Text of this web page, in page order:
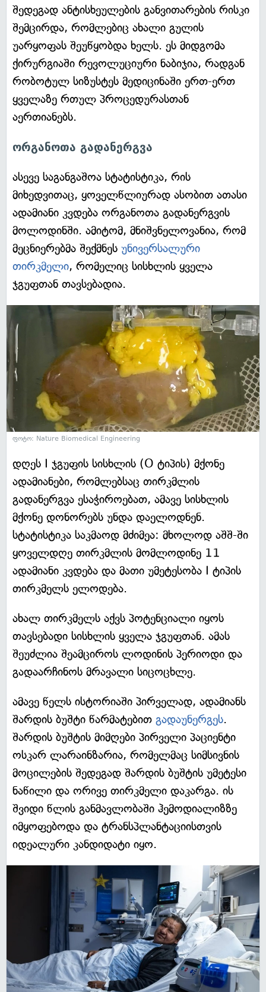
შედეგად ანტისხეულების განვითარების რისკი
შემცირდა, რომლებიც ახალი გულის
უარყოფას შეუწყობდა ხელს. ეს მიდგომა
ქირურგიაში რევოლუციური ნაბიჯია, რადგან
რობოტულ სიზუსტეს მედიცინაში ერთ-ერთ
ყველაზე რთულ პროცედურასთან
აერთიანებს.
ორგანოთა გადანერგვა
ასევე საგანგაშოა სტატისტიკა, რის
მიხედვითაც, ყოველწლიურად ასობით ათასი
ადამიანი კვდება ორგანოთა გადანერგვის
მოლოდინში. ამიტომ, მნიშვნელოვანია, რომ
მეცნიერებმა შექმნეს უნივერსალური
თირკმელი, რომელიც სისხლის ყველა
ჯგუფთან თავსებადია.
ფოტო: Nature Biomedical Engineering
დღეს I ჯგუფის სისხლის (O ტიპის) მქონე
ადამიანები, რომლებსაც თირკმლის
გადანერგვა ესაჭიროებათ, ამავე სისხლის
მქონე დონორებს უნდა დაელოდნენ.
სტატისტიკა საკმაოდ მძიმეა: მხოლოდ აშშ-ში
ყოველდღე თირკმლის მომლოდინე 11
ადამიანი კვდება და მათი უმეტესობა I ტიპის
თირკმელს ელოდება.
ახალ თირკმელს აქვს პოტენციალი იყოს
თავსებადი სისხლის ყველა ჯგუფთან. ამას
შეუძლია შეამციროს ლოდინის პერიოდი და
გადაარჩინოს მრავალი სიცოცხლე.
ამავე წელს ისტორიაში პირველად, ადამიანს
შარდის ბუშტი წარმატებით გადაუნერგეს.
შარდის ბუშტის მიმღები პირველი პაციენტი
ოსკარ ლარაინზარია, რომელმაც სიმსივნის
მოცილების შედეგად შარდის ბუშტის უმეტესი
ნაწილი და ორივე თირკმელი დაკარგა. ის
შვიდი წლის განმავლობაში ჰემოდიალიზზე
იმყოფებოდა და ტრანსპლანტაციისთვის
იდეალური კანდიდატი იყო.